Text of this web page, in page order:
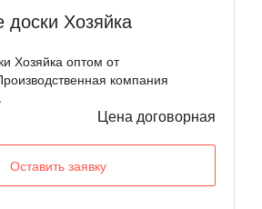
Хозяйка
Хозяйка оптом от
компания
Цена договорная
Оставить заявку